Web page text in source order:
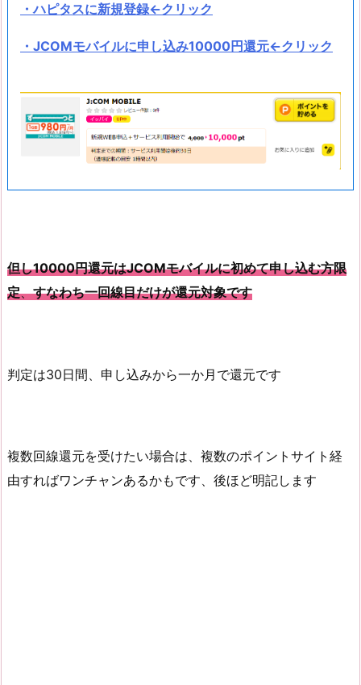
・ハピタスに新規登録←クリック
・JCOMモバイルに申し込み10000円還元←クリック
但し10000円還元はJCOMモバイルに初めて申し込む方限
定、すなわち一回線目だけが還元対象です
判定は30日間、申し込みから一か月で還元です
複数回線還元を受けたい場合は、複数のポイントサイト経
由すればワンチャンあるかもです、後ほど明記します